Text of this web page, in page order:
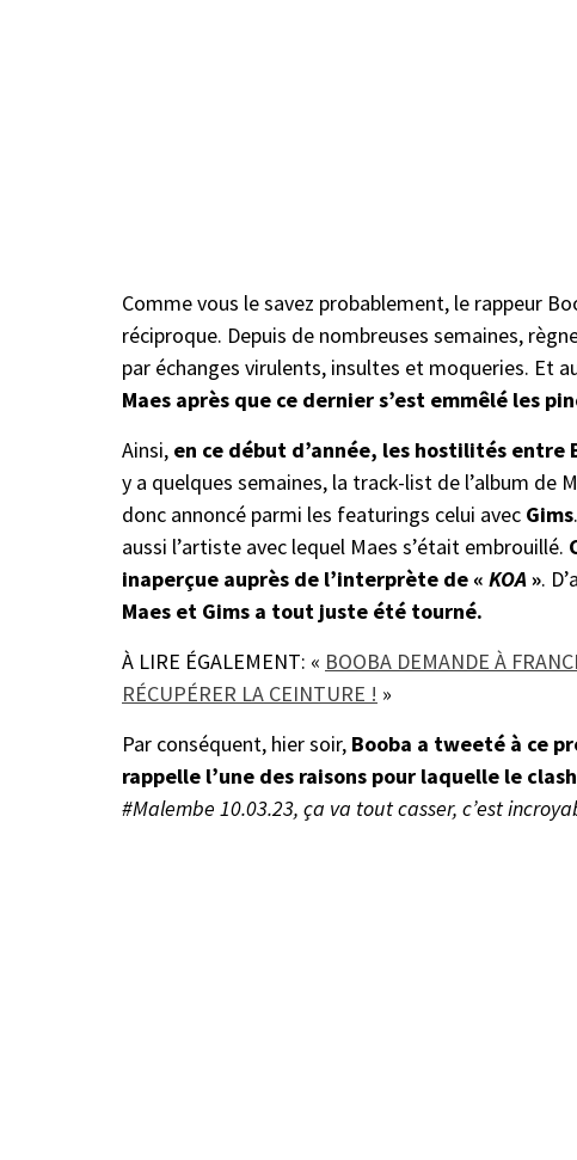
Comme vous le savez probablement, le rappeur
réciproque. Depuis de nombreuses semaines,
par échanges virulents, insultes et moqueries. Et
Maes après que ce dernier s’est emmêlé les
Ainsi, en ce début d’année, les hostilités entre
y a quelques semaines, la track-list de l’album de
donc annoncé parmi les featurings celui avec Gims
aussi l’artiste avec lequel Maes s’était embrouillé.
inaperçue auprès de l’interprète de « KOA».
Maes et Gims a tout juste été tourné.
À LIRE ÉGALEMENT: « BOOBA DEMANDE À
RÉCUPÉRER LA CEINTURE ! »
Par conséquent, hier soir, Booba a tweeté à ce
rappelle l’une des raisons pour laquelle le
#Malembe 10.03.23, ça va tout casser, c’est